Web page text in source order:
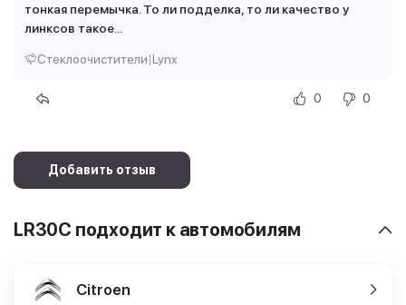
тонкая перемычка. То ли подделка, то ли качество у
линксов такое...
Стеклоочистители|Lynx
0 0
Добавить отзыв
LR30C подходит к автомобилям
Citroen